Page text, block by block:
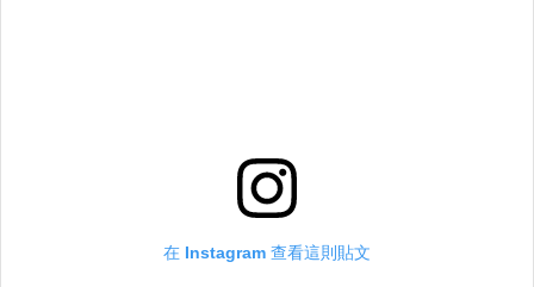
在 Instagram 查看這則貼文